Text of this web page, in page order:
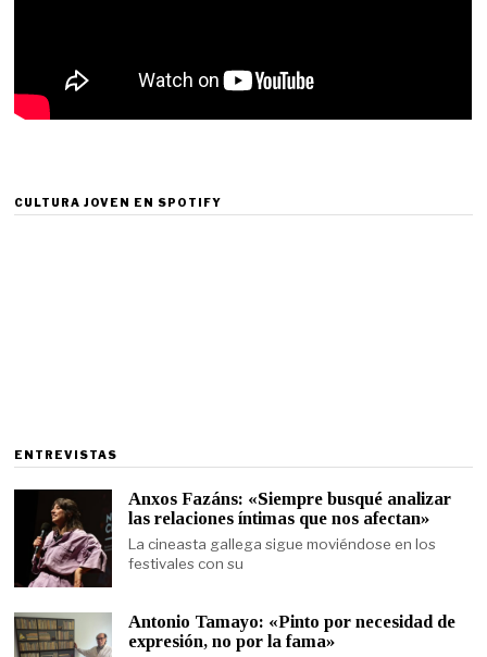
CULTURA JOVEN EN SPOTIFY
ENTREVISTAS
Anxos Fazáns: «Siempre busqué analizar
las relaciones íntimas que nos afectan»
La cineasta gallega sigue moviéndose en los
festivales con su
Antonio Tamayo: «Pinto por necesidad de
expresión, no por la fama»